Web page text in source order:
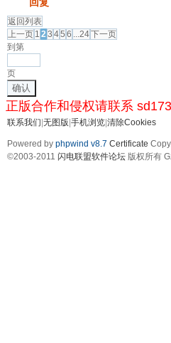
返回列表
上一页 1 23 45 6 ...24下一页
到第
页
确认
正版合作和侵权请联系
联系我们 无图版 手机浏览 清除Cookies
Powered by phpwind v8.7 Certificate
©2003-2011 闪电联盟软件论坛 版权所有